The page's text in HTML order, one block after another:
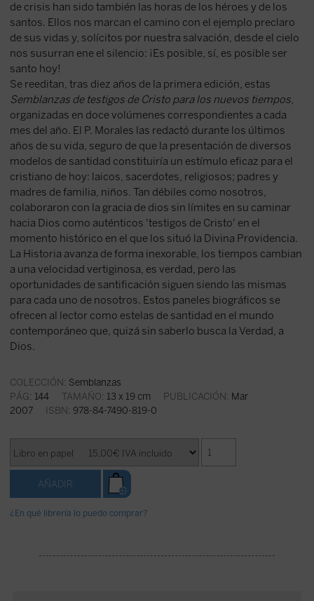
de crisis han sido también las horas de los héroes y de los
santos. Ellos nos marcan el camino con el ejemplo preclaro
de sus vidas y, solícitos por nuestra salvación, desde el cielo
nos susurran ene el silencio: ¡Es posible, sí, es posible ser
santo hoy!
Se reeditan, tras diez años de la primera edición, estas
Semblanzas de testigos de Cristo para los nuevos tiempos,
organizadas en doce volúmenes correspondientes a cada
mes del año. El P. Morales las redactó durante los últimos
años de su vida, seguro de que la presentación de diversos
modelos de santidad constituiría un estímulo eficaz para el
cristiano de hoy: laicos, sacerdotes, religiosos; padres y
madres de familia, niños. Tan débiles como nosotros,
colaboraron con la gracia de dios sin límites en su caminar
hacia Dios como auténticos 'testigos de Cristo' en el
momento histórico en el que los situó la Divina Providencia.
La Historia avanza de forma inexorable, los tiempos cambian
a una velocidad vertiginosa, es verdad, pero las
oportunidades de santificación siguen siendo las mismas
para cada uno de nosotros. Estos paneles biográficos se
ofrecen al lector como estelas de santidad en el mundo
contemporáneo que, quizá sin saberlo busca la Verdad, a
Dios.
COLECCIÓN: Semblanzas
PÁG: 144 TAMAÑO: 13 x 19 cm PUBLICACIÓN: Mar
2007 ISBN: 978-84-7490-819-0
¿En qué librería lo puedo comprar?